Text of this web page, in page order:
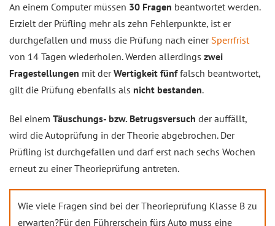
An einem Computer müssen 30 Fragen beantwortet werden.
Erzielt der Prüfling mehr als zehn Fehlerpunkte, ist er
durchgefallen und muss die Prüfung nach einer Sperrfrist
von 14 Tagen wiederholen. Werden allerdings zwei
Fragestellungen mit derWertigkeit fünffalsch beantwortet,
gilt die Prüfung ebenfalls als nicht bestanden.
Bei einem Täuschungs- bzw. Betrugsversuch der auffällt,
wird die Autoprüfung in der Theorie abgebrochen. Der
Prüfling ist durchgefallen und darf erst nach sechs Wochen
erneut zu einer Theorieprüfung antreten.
Wie viele Fragen sind bei der Theorieprüfung Klasse B zu
erwarten?Für den Führerschein fürs Auto muss eine